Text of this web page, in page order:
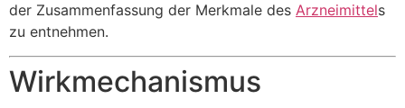
der Zusammenfassung der Merkmale des Arzneimittels
zu entnehmen.
Wirkmechanismus